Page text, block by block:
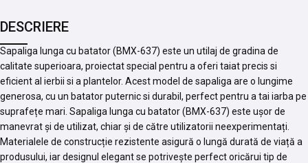
DESCRIERE
Sapaliga lunga cu batator (BMX-637) este un utilaj de gradina de
calitate superioara, proiectat special pentru a oferi taiat precis si
eficient al ierbii si a plantelor. Acest model de sapaliga are o lungime
generosa, cu un batator puternic si durabil, perfect pentru a tai iarba pe
suprafețe mari. Sapaliga lunga cu batator (BMX-637) este ușor de
manevrat și de utilizat, chiar și de către utilizatorii neexperimentați.
Materialele de construcție rezistente asigură o lungă durată de viață a
produsului, iar designul elegant se potrivește perfect oricărui tip de